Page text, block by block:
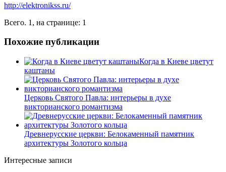
http://elektronikss.ru/
Всего. 1, на странице: 1
Похожие публикации
Когда в Киеве цветут
каштаны
Церковь Святого Павла: интерьеры в духе
викторианского романтизма
Древнерусские церкви: Белокаменный памятник
архитектуры Золотого кольца
Интересные записи